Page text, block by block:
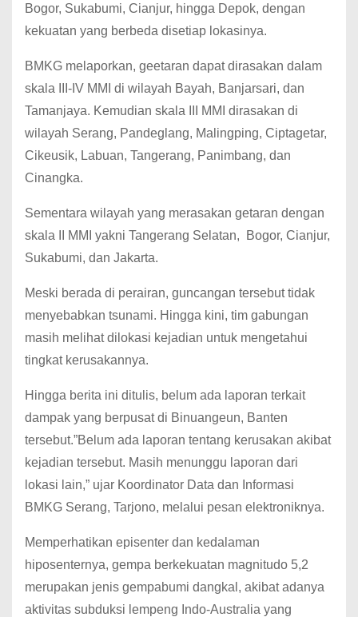
Bogor, Sukabumi, Cianjur, hingga Depok, dengan
kekuatan yang berbeda disetiap lokasinya.
BMKG melaporkan, geetaran dapat dirasakan dalam
skala III-IV MMI di wilayah Bayah, Banjarsari, dan
Tamanjaya. Kemudian skala III MMI dirasakan di
wilayah Serang, Pandeglang, Malingping, Ciptagetar,
Cikeusik, Labuan, Tangerang, Panimbang, dan
Cinangka.
Sementara wilayah yang merasakan getaran dengan
skala II MMI yakni Tangerang Selatan, Bogor, Cianjur,
Sukabumi, dan Jakarta.
Meski berada di perairan, guncangan tersebut tidak
menyebabkan tsunami. Hingga kini, tim gabungan
masih melihat dilokasi kejadian untuk mengetahui
tingkat kerusakannya.
Hingga berita ini ditulis, belum ada laporan terkait
dampak yang berpusat di Binuangeun, Banten
tersebut.”Belum ada laporan tentang kerusakan akibat
kejadian tersebut. Masih menunggu laporan dari
lokasi lain,” ujar Koordinator Data dan Informasi
BMKG Serang, Tarjono, melalui pesan elektroniknya.
Memperhatikan episenter dan kedalaman
hiposenternya, gempa berkekuatan magnitudo 5,2
merupakan jenis gempabumi dangkal, akibat adanya
aktivitas subduksi lempeng Indo-Australia yang